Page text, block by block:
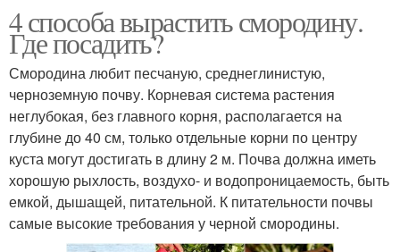
4 способа вырастить смородину.
Где посадить?
Смородина любит песчаную, среднеглинистую,
черноземную почву. Корневая система растения
неглубокая, без главного корня, располагается на
глубине до 40 см, только отдельные корни по центру
куста могут достигать в длину 2 м. Почва должна иметь
хорошую рыхлость, воздухо- и водопроницаемость, быть
емкой, дышащей, питательной. К питательности почвы
самые высокие требования у черной смородины.